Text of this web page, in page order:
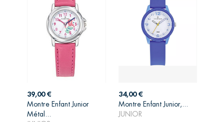
Prix
39,00 €
Montre Enfant Junior
Métal...
AJOUTER AU
Prix
34,00 €
Montre Enfant Junior,...
JUNIOR
AJOUTER AU